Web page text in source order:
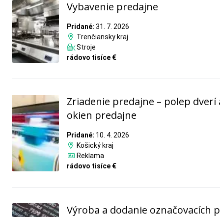
Vybavenie predajne
Pridané: 31. 7. 2026
Trenčiansky kraj
Stroje
rádovo tisíce €
Zriadenie predajne – polep dverí
okien predajne
Pridané: 10. 4. 2026
Košický kraj
Reklama
rádovo tisíce €
Výroba a dodanie označovacích